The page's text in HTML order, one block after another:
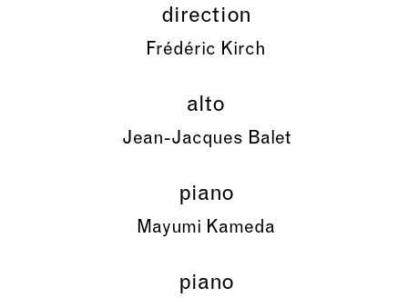
direction
Frédéric Kirch
alto
Jean-Jacques Balet
piano
Mayumi Kameda
piano